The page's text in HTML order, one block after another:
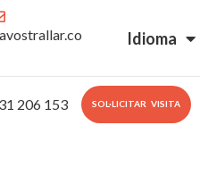
Idioma
206 153 SOL·LICITAR VISITA